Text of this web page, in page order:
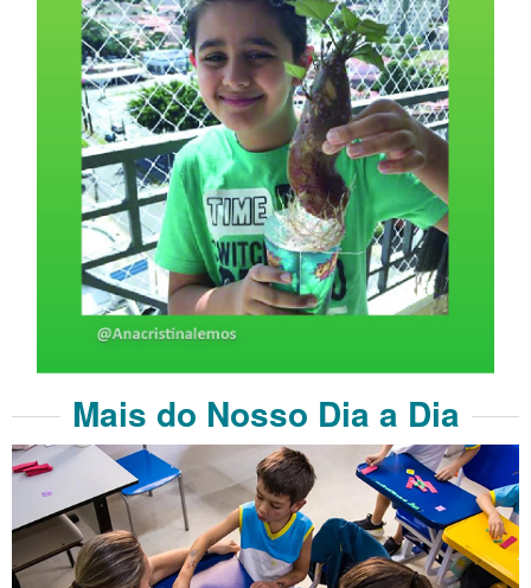
Mais do Nosso Dia a Dia